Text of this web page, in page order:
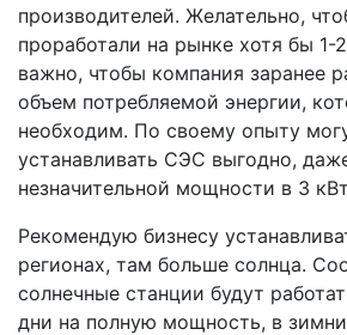
производителей. Желательно,
проработали на рынке хотя бы 1-
важно, чтобы компания заранее
объем потребляемой энергии,
необходим. По своему опыту
устанавливать СЭС выгодно,
незначительной мощности в 3
Рекомендую бизнесу
регионах, там больше солнца.
солнечные станции будут
дни на полную мощность, в